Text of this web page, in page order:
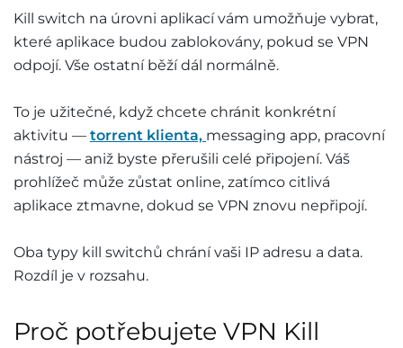
Kill switch na úrovni aplikací vám umožňuje vybrat,
které aplikace budou zablokovány, pokud se VPN
odpojí. Vše ostatní běží dál normálně.
To je užitečné, když chcete chránit konkrétní
aktivitu — torrent klienta, messaging app, pracovní
nástroj — aniž byste přerušili celé připojení. Váš
prohlížeč může zůstat online, zatímco citlivá
aplikace ztmavne, dokud se VPN znovu nepřipojí.
Oba typy kill switchů chrání vaši IP adresu a data.
Rozdíl je v rozsahu.
Proč potřebujete VPN Kill